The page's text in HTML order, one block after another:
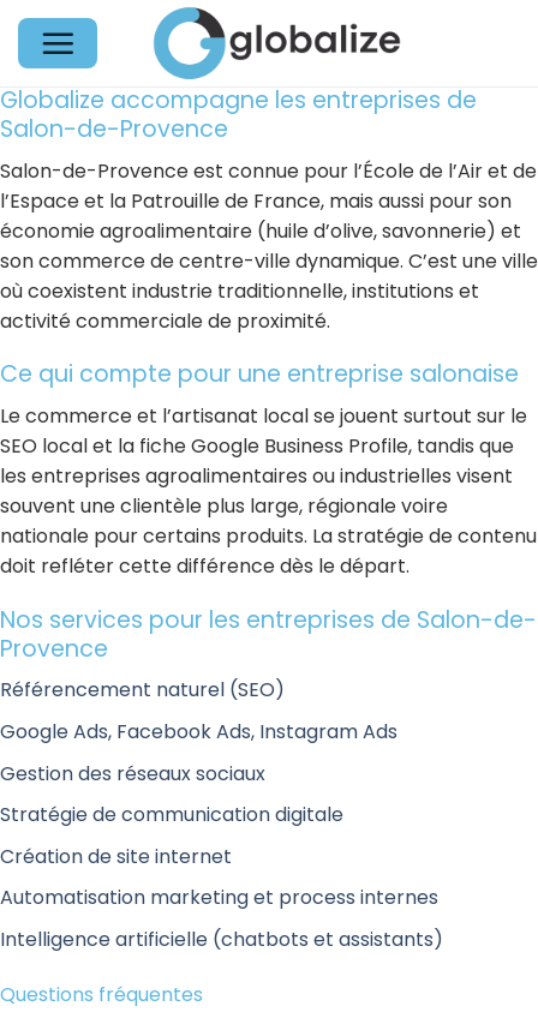
Passer
contenu
Globalize accompagne les entreprises de
Salon-de-Provence
Salon-de-Provence est connue pour l’École de l’Air et de
l’Espace et la Patrouille de France, mais aussi pour son
économie agroalimentaire (huile d’olive, savonnerie) et
son commerce de centre-ville dynamique. C’est une ville
où coexistent industrie traditionnelle, institutions et
activité commerciale de proximité.
Ce qui compte pour une entreprise salonaise
Le commerce et l’artisanat local se jouent surtout sur le
SEO local et la fiche Google Business Profile, tandis que
les entreprises agroalimentaires ou industrielles visent
souvent une clientèle plus large, régionale voire
nationale pour certains produits. La stratégie de contenu
doit refléter cette différence dès le départ.
Nos services pour les entreprises de Salon-de-
Provence
Référencement naturel (SEO)
Google Ads, Facebook Ads, Instagram Ads
Gestion des réseaux sociaux
Stratégie de communication digitale
Création de site internet
Automatisation marketing et process internes
Intelligence artificielle (chatbots et assistants)
Questions fréquentes